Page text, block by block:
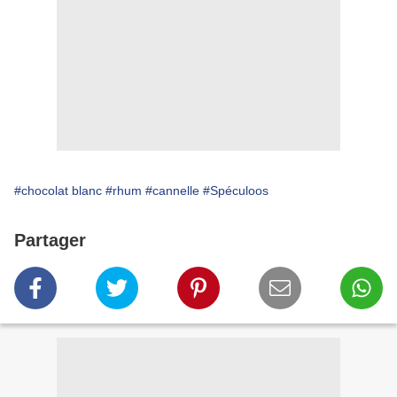
#chocolat blanc #rhum #cannelle #Spéculoos
Partager